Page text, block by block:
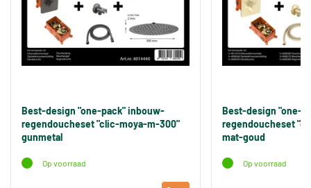
Best-design "one-pack" inbouw-
regendoucheset "clic-moya-m-300"
gunmetal
Op voorraad
Best-design "one-
regendoucheset
mat-goud
Op voorraad